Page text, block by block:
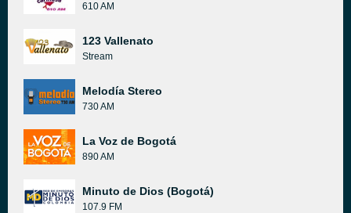
610 AM
123 Vallenato
Stream
Melodía Stereo
730 AM
La Voz de Bogotá
890 AM
Minuto de Dios (Bogotá)
107.9 FM